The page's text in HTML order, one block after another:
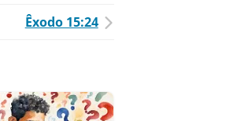
Êxodo 15:24